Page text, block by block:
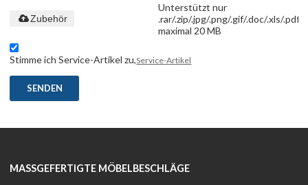
Unterstützt nur
.rar/.zip/.jpg/.png/.gif/.doc/.xls/.pdf,
maximal 20 MB
Zubehör
Stimme ich Service-Artikel zu,Service-Artikel
SENDEN
MASSGEFERTIGTE MÖBELBESCHLÄGE